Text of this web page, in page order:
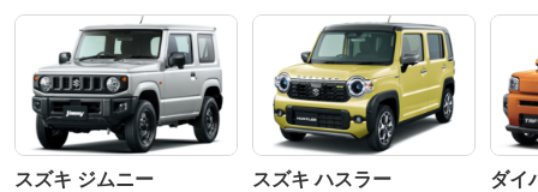
スズキ ジムニー スズキ ハスラー ダイ